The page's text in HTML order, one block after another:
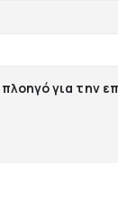
για την